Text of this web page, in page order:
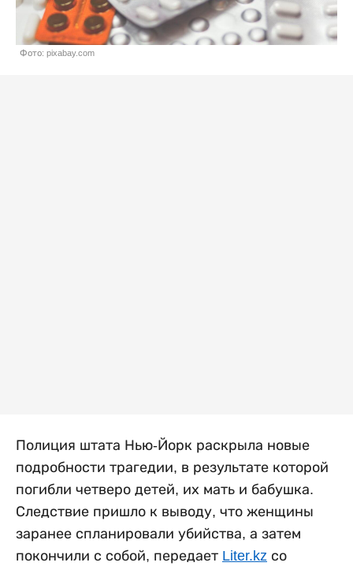
Фото: pixabay.com
Полиция штата Нью-Йорк раскрыла новые
подробности трагедии, в результате которой
погибли четверо детей, их мать и бабушка.
Следствие пришло к выводу, что женщины
заранее спланировали убийства, а затем
покончили с собой, передает Liter.kz со